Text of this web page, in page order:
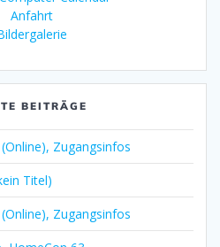
Anfahrt
BEITRÄGE
Zugangsinfos
Titel)
Zugangsinfos